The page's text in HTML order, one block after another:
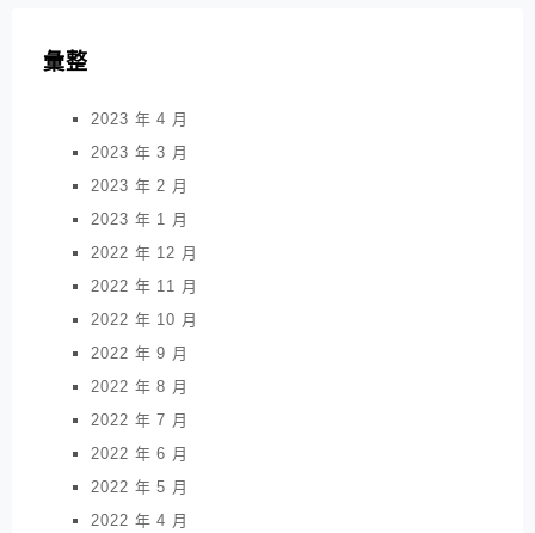
彙整
2023 年 4 月
2023 年 3 月
2023 年 2 月
2023 年 1 月
2022 年 12 月
2022 年 11 月
2022 年 10 月
2022 年 9 月
2022 年 8 月
2022 年 7 月
2022 年 6 月
2022 年 5 月
2022 年 4 月